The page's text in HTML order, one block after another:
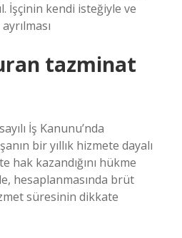
İşçinin kendi isteğiyle ve
tazminat
İş Kanunu’nda
bir yıllık hizmete dayalı
hak kazandığını hükme
hesaplanmasında brüt
süresinin dikkate